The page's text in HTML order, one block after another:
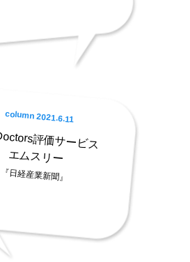
column 2021.6.11
評価サービス
エムスリー
『日経産業新聞』